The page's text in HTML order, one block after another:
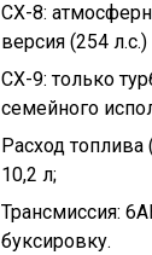
CX-8:
версия (254
CX-9: только
семейного
Расход
10,2 л;
Трансмиссия:
буксировку.